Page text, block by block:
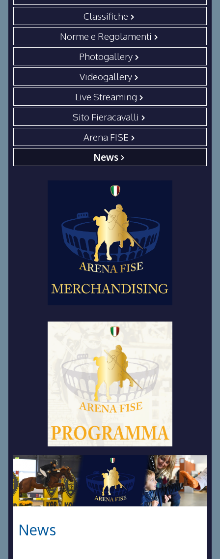
Classifiche
Norme e Regolamenti
Photogallery
Videogallery
Live Streaming
Sito Fieracavalli
Arena FISE
News
News